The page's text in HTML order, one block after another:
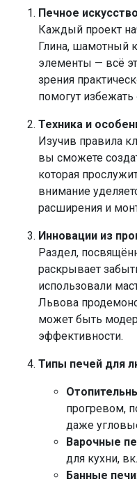
Печное
Каждый проект
Глина, шамотный
элементы — всё
зрения
помогут
Техника и
Изучив правила
вы сможете
которая
внимание
расширения и
Инновации из
Раздел,
раскрывает
использовали
Львова
может быть
эффективности.
Типы печей для
прогревом,
даже
Варочные
для кухни,
Банные печи